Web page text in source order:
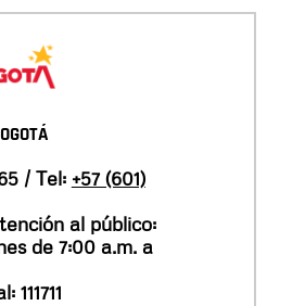
/ Tel: +57 (601)
al público:
de 7:00 a.m. a